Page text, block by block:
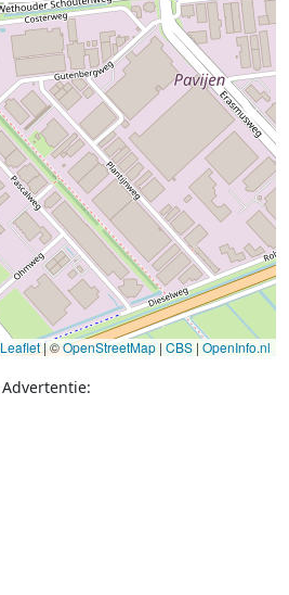
Leaflet |©OpenStreetMap | CBS | OpenInfo.nl
Advertentie: